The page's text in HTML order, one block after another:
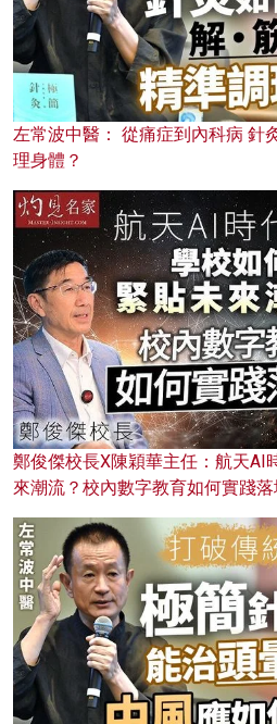
左常波中醫： 從痛症到內科病 針
理身體？
鄭俊傑校長X陳穎華主任：航天AI
來潮流？校內數字教育如何實踐落